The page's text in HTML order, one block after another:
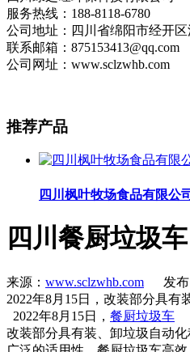
服务热线：188-8118-6780
公司地址：四川省绵阳市经开
联系邮箱：875153413@qq.com
公司网址：www.sclzwhb.com
推荐产品
四川枫叶牧场食品有限公司
四川餐厨垃圾车
来源： www.sclzwhb.com 发布
2022年8月15日，改装部分具
2022年8月15日， 餐厨垃圾车
改装部分具有装、卸垃圾自动